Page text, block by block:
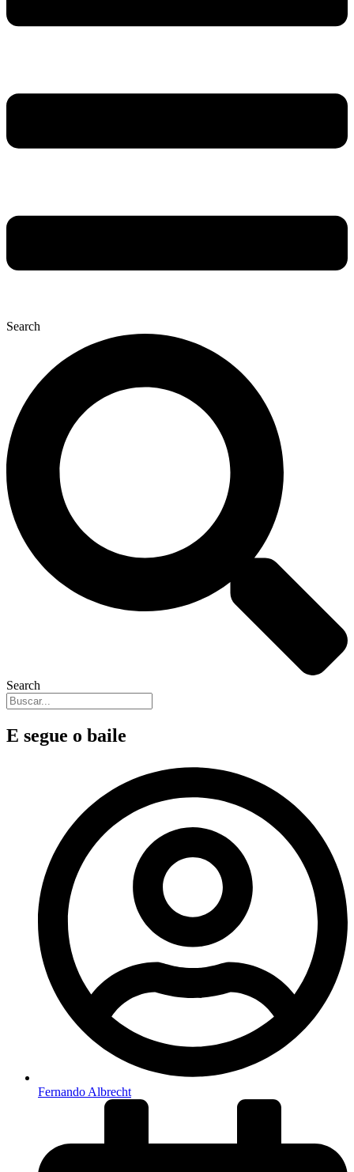
Search
Search
E segue o baile
Fernando Albrecht